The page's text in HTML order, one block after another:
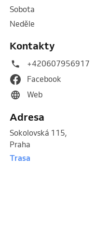
sobota
neděle
Kontakty
+420607956917
Facebook
Web
Adresa
Sokolovská 115,
Praha
Trasa